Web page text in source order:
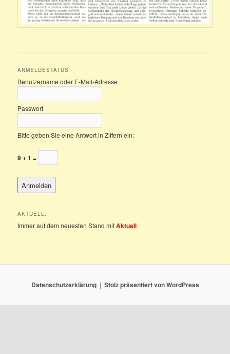
ANMELDESTATUS
Benutzername oder E-Mail-Adresse
Passwort
Bitte geben Sie eine Antwort in Ziffern ein:
9 + 1 =
AKTUELL:
Immer auf dem neuesten Stand mitAktuell
Datenschutzerklärung Stolz präsentiert von WordPress